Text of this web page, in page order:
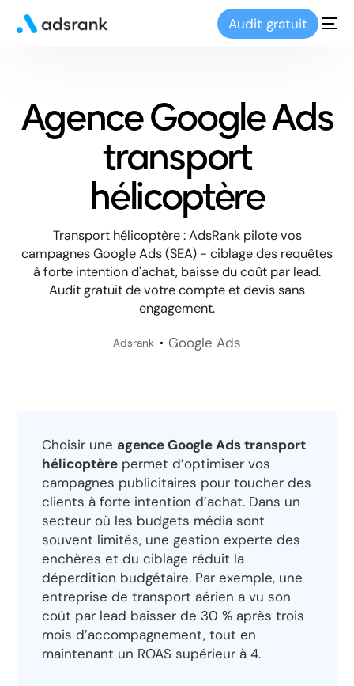
Audit gratuit
Agence Google Ads
transport
hélicoptère
Transport hélicoptère : AdsRank pilote vos
campagnes Google Ads (SEA) - ciblage des requêtes
à forte intention d'achat, baisse du coût par lead.
Audit gratuit de votre compte et devis sans
engagement.
Adsrank Google Ads
Choisir une agence Google Ads transport
hélicoptère permet d’optimiser vos
campagnes publicitaires pour toucher des
clients à forte intention d’achat. Dans un
secteur où les budgets média sont
souvent limités, une gestion experte des
enchères et du ciblage réduit la
déperdition budgétaire. Par exemple, une
entreprise de transport aérien a vu son
coût par lead baisser de 30 % après trois
mois d’accompagnement, tout en
maintenant un ROAS supérieur à 4.